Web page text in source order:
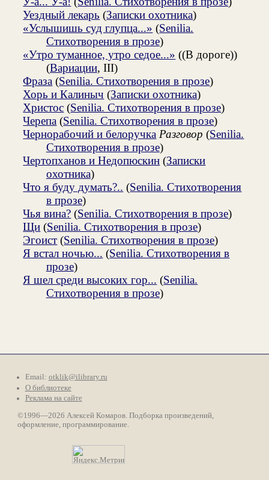
Уездный лекарь (Записки охотника)
«Услышишь суд глупца...» (Senilia.
Стихотворения в прозе)
«Утро туманное, утро седое...» ((В дороге))
(Вариации, III)
Фраза (Senilia. Стихотворения в прозе)
Хорь и Калиныч (Записки охотника)
Христос (Senilia. Стихотворения в прозе)
Черепа (Senilia. Стихотворения в прозе)
Чернорабочий и белоручка Разговор (Senilia.
Стихотворения в прозе)
Чертопханов и Недопюскин (Записки
охотника)
Что я буду думать?.. (Senilia. Стихотворения
в прозе)
Чья вина? (Senilia. Стихотворения в прозе)
Щи (Senilia. Стихотворения в прозе)
Эгоист (Senilia. Стихотворения в прозе)
Я встал ночью... (Senilia. Стихотворения в
прозе)
Я шел среди высоких гор... (Senilia.
Стихотворения в прозе)
Email: otklik@ilibrary.ru
О библиотеке
Реклама на сайте
©1996—2026 Алексей Комаров. Подборка произведений,
оформление, программирование.